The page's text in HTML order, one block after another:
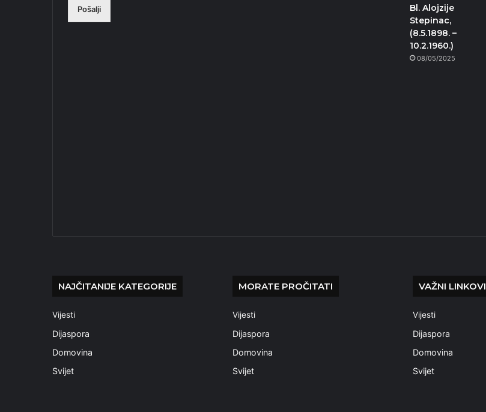
Pošalji
Bl. Alojzije
Stepinac,
(8.5.1898. –
10.2.1960.)
08/05/2025
NAJČITANIJE KATEGORIJE
Vijesti
Dijaspora
Domovina
Svijet
MORATE PROČITATI
Vijesti
Dijaspora
Domovina
Svijet
VAŽNI LINKOVI
Vijesti
Dijaspora
Domovina
Svijet